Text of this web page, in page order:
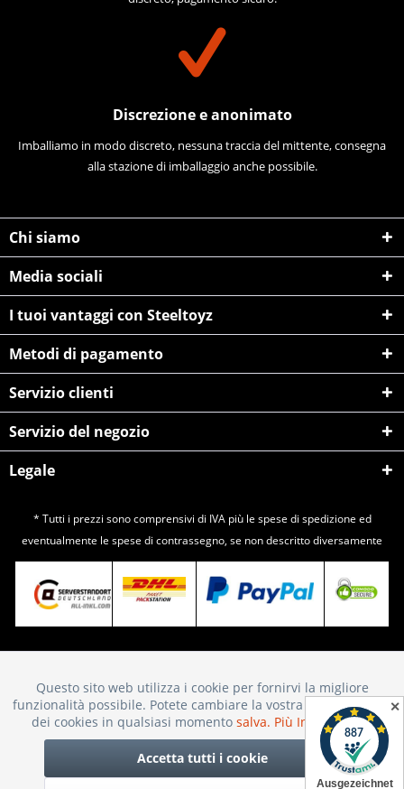
✕
Discrezione e anonimato
Imballiamo in modo discreto, nessuna traccia del mittente, consegna
alla stazione di imballaggio anche possibile.
Chi siamo
Media sociali
I tuoi vantaggi con Steeltoyz
Metodi di pagamento
Servizio clienti
Servizio del negozio
Legale
* Tutti i prezzi sono comprensivi di IVA più le spese di spedizione ed
eventualmente le spese di contrassegno, se non descritto diversamente
Funktionale Attivo
Marketing Inattivo
Questo sito web utilizza i cookie per fornirvi la migliore
funzionalità possibile. Potete cambiare la vostra scelta sull'uso
dei cookies in qualsiasi momento salva. Più Informazioni
Accetta tutti i cookie